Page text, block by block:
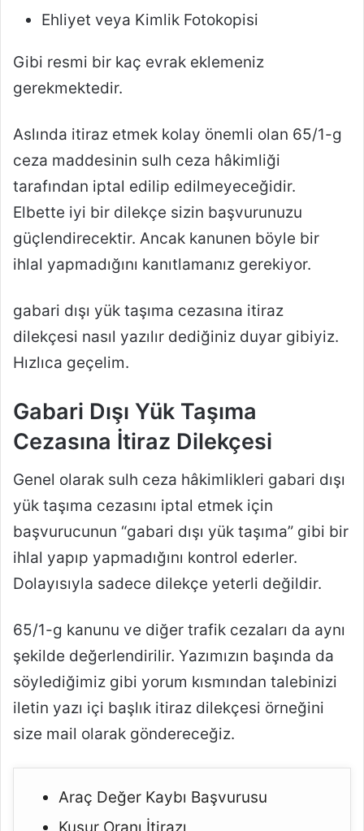
Ehliyet veya Kimlik Fotokopisi
Gibi resmi bir kaç evrak eklemeniz
gerekmektedir.
Aslında itiraz etmek kolay önemli olan 65/1-g
ceza maddesinin sulh ceza hâkimliği
tarafından iptal edilip edilmeyeceğidir.
Elbette iyi bir dilekçe sizin başvurunuzu
güçlendirecektir. Ancak kanunen böyle bir
ihlal yapmadığını kanıtlamanız gerekiyor.
gabari dışı yük taşıma cezasına itiraz
dilekçesi nasıl yazılır dediğiniz duyar gibiyiz.
Hızlıca geçelim.
Gabari Dışı Yük Taşıma
Cezasına İtiraz Dilekçesi
Genel olarak sulh ceza hâkimlikleri gabari dışı
yük taşıma cezasını iptal etmek için
başvurucunun “gabari dışı yük taşıma” gibi bir
ihlal yapıp yapmadığını kontrol ederler.
Dolayısıyla sadece dilekçe yeterli değildir.
65/1-g kanunu ve diğer trafik cezaları da aynı
şekilde değerlendirilir. Yazımızın başında da
söylediğimiz gibi yorum kısmından talebinizi
iletin yazı içi başlık itiraz dilekçesi örneğini
size mail olarak göndereceğiz.
Araç Değer Kaybı Başvurusu